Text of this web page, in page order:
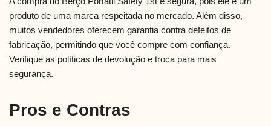
produto de uma marca respeitada no mercado. Além disso,
muitos vendedores oferecem garantia contra defeitos de
fabricação, permitindo que você compre com confiança.
Verifique as políticas de devolução e troca para mais
segurança.
Pros e Contras